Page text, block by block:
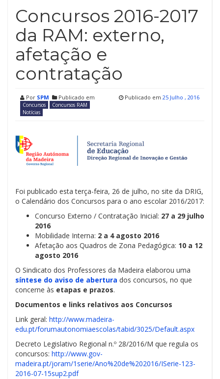
Concursos 2016-2017
da RAM: externo,
afetação e
contratação
Por SPM Publicado em
Concursos
Concursos RAM
Notícias
Publicado em 25 Julho , 2016
Foi publicado esta terça-feira, 26 de julho, no site da DRIG,
o Calendário dos Concursos para o ano escolar 2016/2017:
Concurso Externo / Contratação Inicial: 27 a 29 julho
2016
Mobilidade Interna: 2 a 4 agosto 2016
Afetação aos Quadros de Zona Pedagógica: 10 a 12
agosto 2016
O Sindicato dos Professores da Madeira elaborou uma
síntese do aviso de abertura dos concursos, no que
concerne às etapas e prazos.
Documentos e links relativos aos Concursos
Link geral: http://www.madeira-
edu.pt/forumautonomiaescolas/tabid/3025/Default.aspx
Decreto Legislativo Regional n.º 28/2016/M que regula os
concursos: http://www.gov-
madeira.pt/joram/1serie/Ano%20de%202016/ISerie-123-
2016-07-15sup2.pdf